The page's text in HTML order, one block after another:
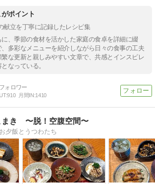
ポイント
献立を丁寧に記録したレシピ集
、季節の食材を活かした家庭の食卓を詳細に綴
多彩なメニューを紹介しながら日々の食事の工夫
な更新と親しみやすい文章で、共感とインスピレ
なっている。
910 月間IN:1410
まき 〜脱！空腹空間〜
夕飯とうつわたち